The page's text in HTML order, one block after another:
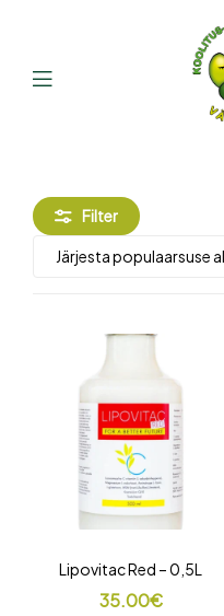
Filter
Lipovitac Red – 0,5L
35.00€